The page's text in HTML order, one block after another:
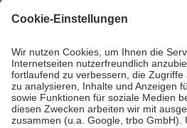
Grundsätzlich leisten Mitglieder
höchstens zehn Euro.
Es sind jedoch
Kosten der Leistung zu entrichten.
Diese Regeln gelten grundsätzlich
Bei Heilmitteln und häuslicher
Zuzahlung zehn Prozent der Kosten
Verordnung.